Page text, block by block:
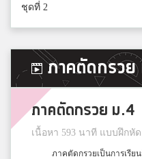
ชุดที่ 2
ภาคตัดกรวย
ภาคตัดกรวย ม.4
เนื้อหา 593 นาที แบบฝึกหั
ภาคตัดกรวยเป็นการเรีย